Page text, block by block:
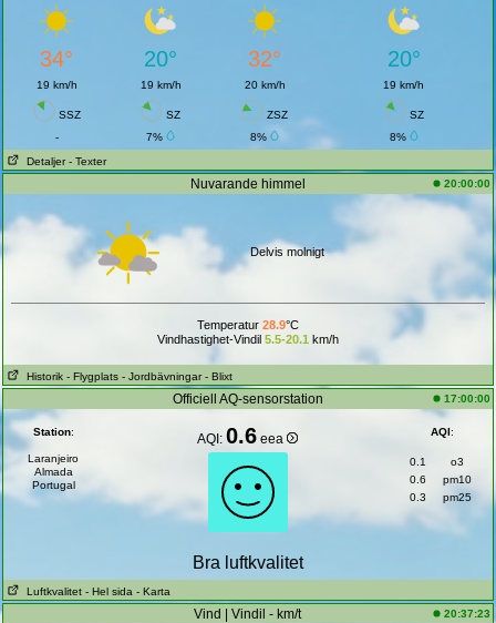
34° 20° 32° 20°
19 km/h 19 km/h 20 km/h 19 km/h
SSZ SZ ZSZ
SZ
-
7% 8%
8%
Detaljer - Texter
Nuvarande himmel 20:00:00
Delvis molnigt
Temperatur 28.9°C
Vindhastighet-Vindil 5.5-20.1 km/h
Historik - Flygplats - Jordbävningar - Blixt
Officiell AQ-sensorstation 17:00:00
Station:
Laranjeiro
Almada
Portugal
AQI:0.6 eea AQI:
0.1
o3
0.6
pm10
0.3
pm25
Bra luftkvalitet
Luftkvalitet - Hel sida - Karta
Vind | Vindil - km/t 20:37:23